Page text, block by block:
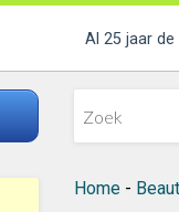
Al 25 jaar
Home-